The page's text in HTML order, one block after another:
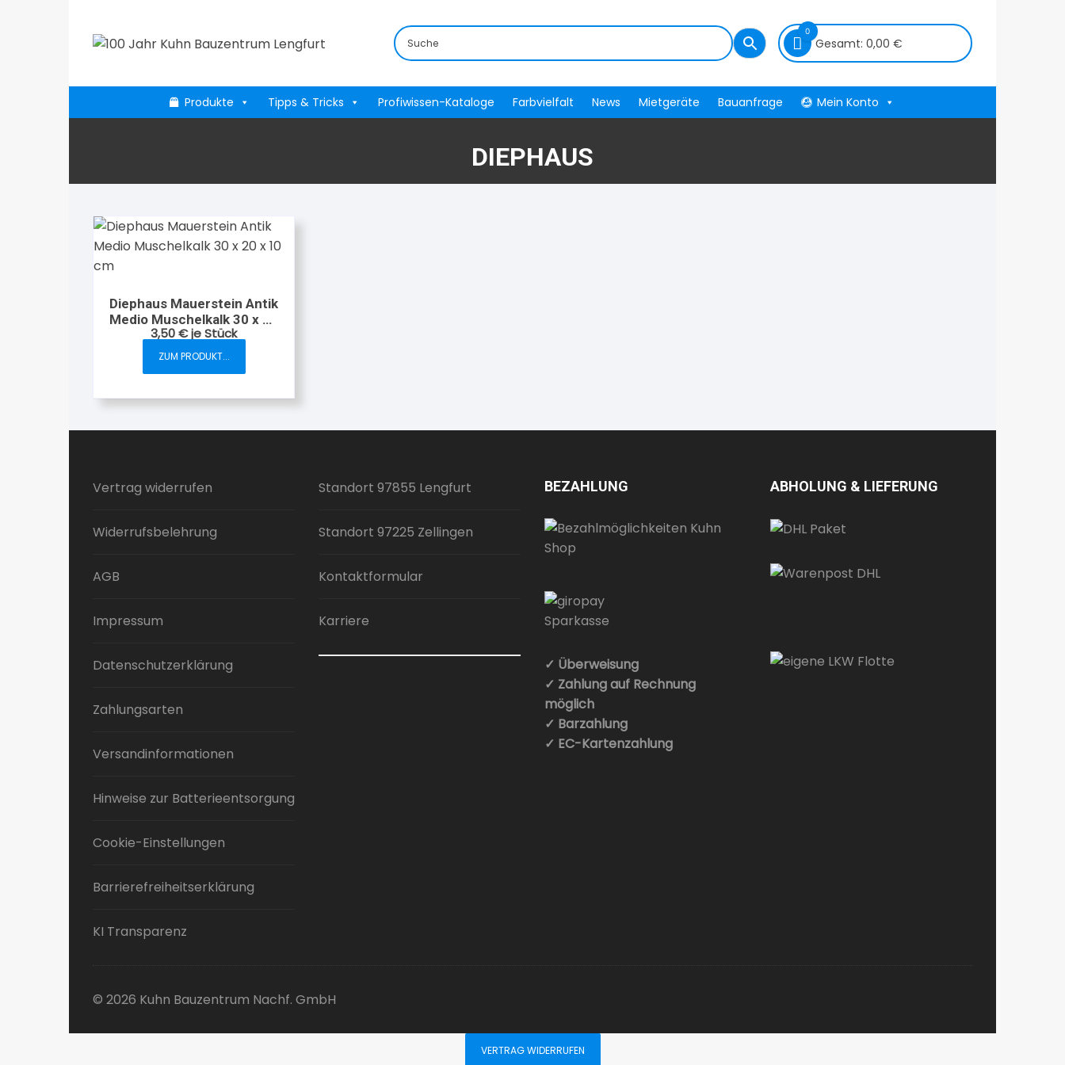
springen
0
Gesamt: 0,00 €
Produkte Tipps & Tricks Profiwissen-Kataloge Farbvielfalt News Mietgeräte Bauanfrage Mein Konto
DIEPHAUS
Diephaus Mauerstein Antik
Medio Muschelkalk 30 x 20
x 10 cm
3,50€je Stück
ZUM PRODUKT...
Vertrag widerrufen
Widerrufsbelehrung
AGB
Impressum
Datenschutzerklärung
Zahlungsarten
Versandinformationen
Hinweise zur Batterieentsorgung
Cookie-Einstellungen
Barrierefreiheitserklärung
KI Transparenz
Standort 97855 Lengfurt
Standort 97225 Zellingen
Kontaktformular
Karriere
BEZAHLUNG
✓ Überweisung
✓ Zahlung auf Rechnung
möglich
✓ Barzahlung
✓ EC-Kartenzahlung
ABHOLUNG & LIEFERUNG
© 2026 Kuhn Bauzentrum Nachf. GmbH
VERTRAG WIDERRUFEN